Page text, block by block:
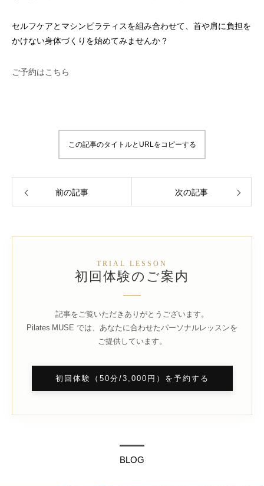
セルフケアとマシンピラティスを組み合わせて、首や肩に負担を
かけない身体づくりを始めてみませんか？
ご予約はこちら
この記事のタイトルとURLをコピーする
前の記事 次の記事
TRIAL LESSON
初回体験のご案内
記事をご覧いただきありがとうございます。
Pilates MUSE では、あなたに合わせたパーソナルレッスンを
ご提供しています。
初回体験（50分/3,000円）を予約する
BLOG